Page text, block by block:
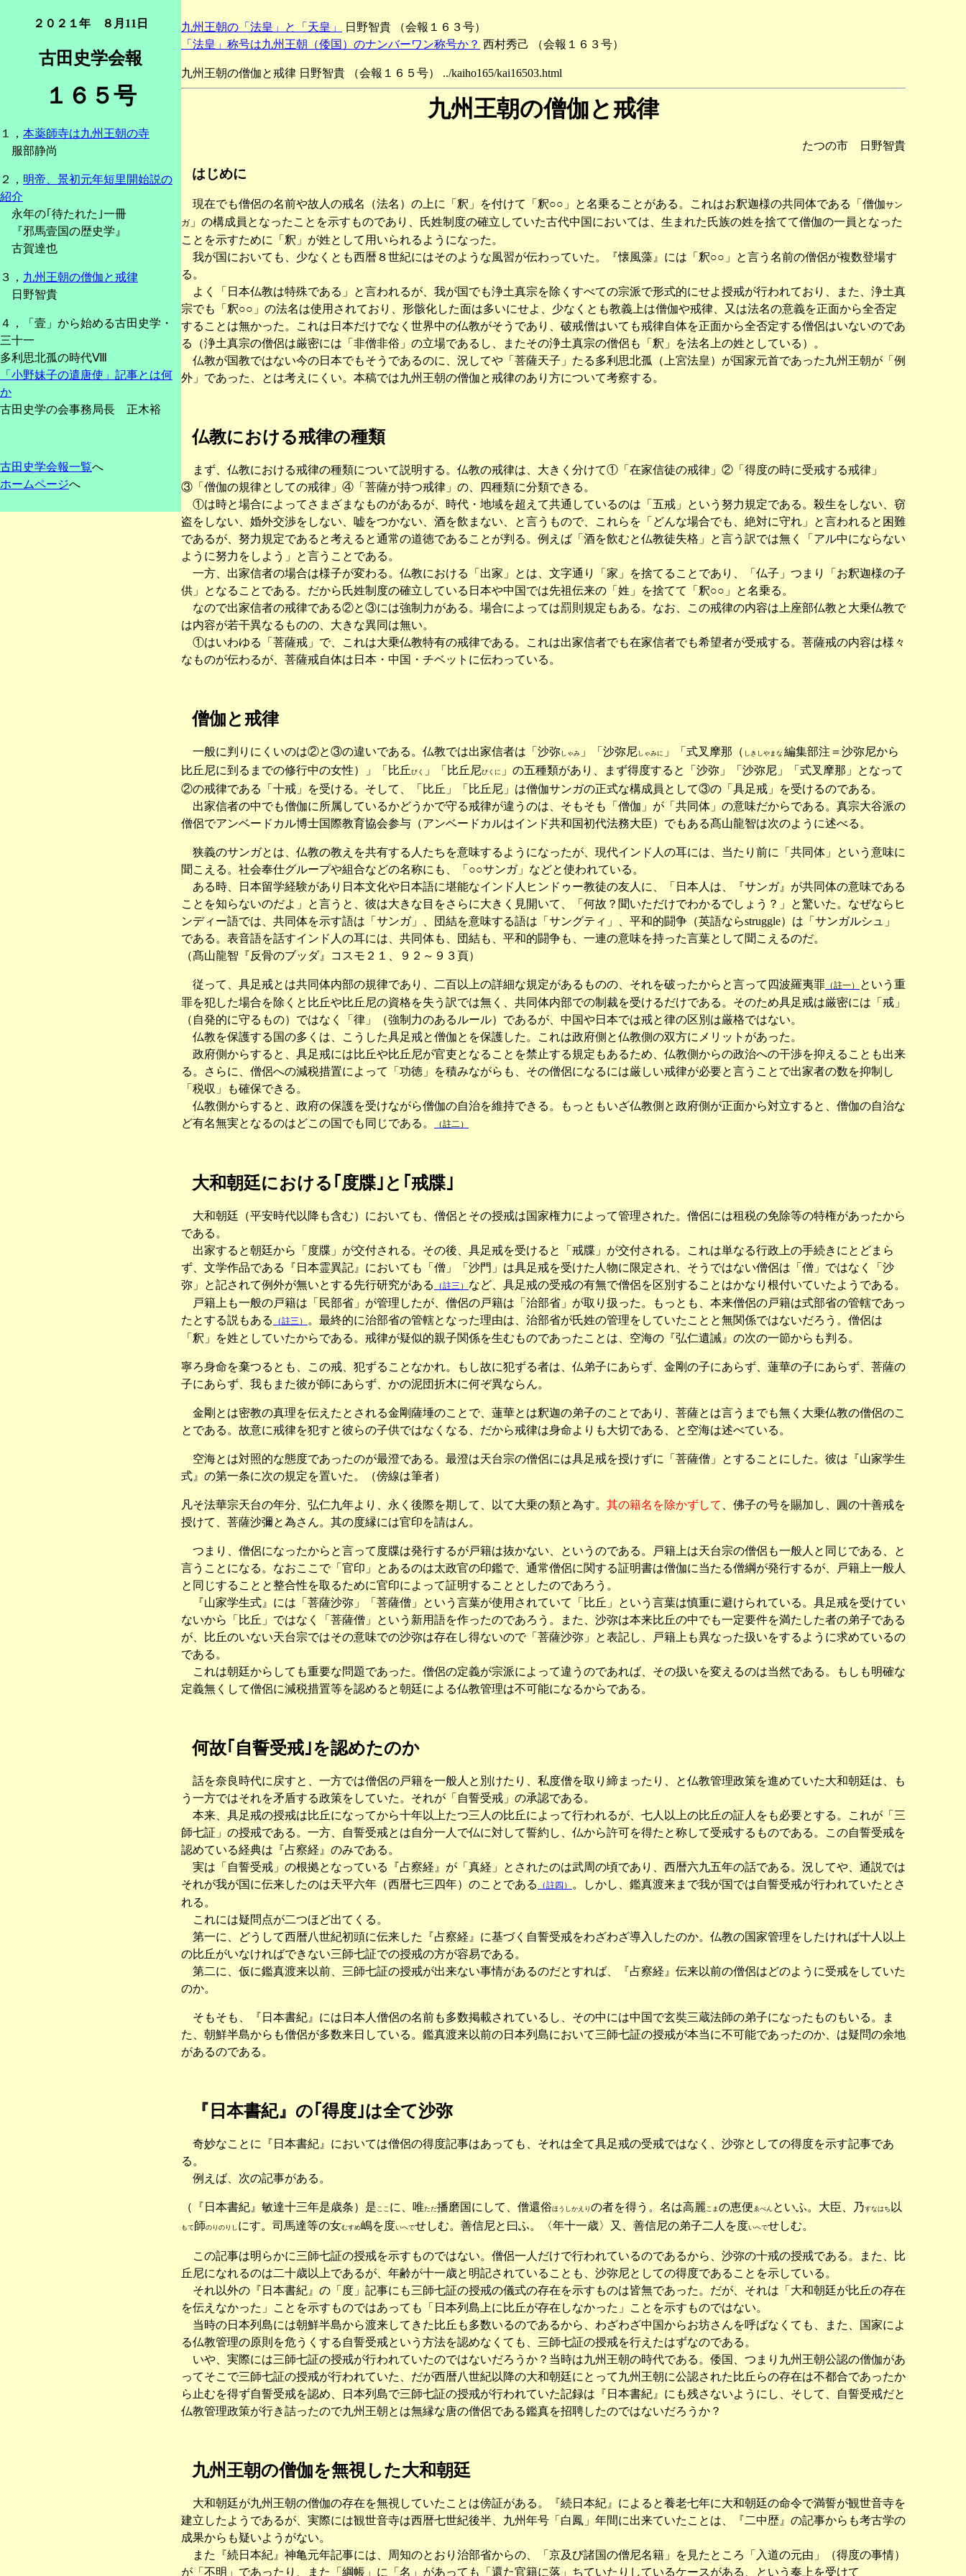
２０２１年 ８月11日
古田史学会報
１６５号
１， 本薬師寺は九州王朝の寺
服部静尚
２， 明帝、景初元年短里開始説の
紹介
永年の｢待たれた｣一冊
『邪馬壹国の歴史学』
古賀達也
３， 九州王朝の僧伽と戒律
日野智貴
４，「壹」から始める古田史学・
三十一
多利思北孤の時代Ⅷ
「小野妹子の遣唐使」記事とは何
か
古田史学の会事務局長 正木裕
古田史学会報一覧へ
ホームページへ
九州王朝の「法皇」と「天皇」
日野智貴 （会報１６３号）
「法皇」称号は九州王朝（倭国）のナンバーワン称号か？ 西村秀己 （会報１６３号）
九州王朝の僧伽と戒律 日野智貴 （会報１６５号） ../kaiho165/kai16503.html
九州王朝の僧伽と戒律
たつの市 日野智貴
はじめに
現在でも僧侶の名前や故人の戒名（法名）の上に「釈」を付けて「釈○○」と名乗ることがある。これはお釈迦様の共同体である「僧伽サン
ガ 」の構成員となったことを示すものであり、氏姓制度の確立していた古代中国においては、生まれた氏族の姓を捨てて僧伽の一員となった
ことを示すために「釈」が姓として用いられるようになった。
我が国においても、少なくとも西暦８世紀にはそのような風習が伝わっていた。『懐風藻』には「釈○○」と言う名前の僧侶が複数登場す
る。
よく「日本仏教は特殊である」と言われるが、我が国でも浄土真宗を除くすべての宗派で形式的にせよ授戒が行われており、また、浄土真
宗でも「釈○○」の法名は使用されており、形骸化した面は多いにせよ、少なくとも教義上は僧伽や戒律、又は法名の意義を正面から全否定
することは無かった。これは日本だけでなく世界中の仏教がそうであり、破戒僧はいても戒律自体を正面から全否定する僧侶はいないのであ
る（浄土真宗の僧侶は厳密には「非僧非俗」の立場であるし、またその浄土真宗の僧侶も「釈」を法名上の姓としている）。
仏教が国教ではない今の日本でもそうであるのに、況してや「菩薩天子」たる多利思北孤（上宮法皇）が国家元首であった九州王朝が「例
外」であった、とは考えにくい。本稿では九州王朝の僧伽と戒律のあり方について考察する。
仏教における戒律の種類
まず、仏教における戒律の種類について説明する。仏教の戒律は、大きく分けて①「在家信徒の戒律」②「得度の時に受戒する戒律」
③「僧伽の規律としての戒律」④「菩薩が持つ戒律」の、四種類に分類できる。
①は時と場合によってさまざまなものがあるが、時代・地域を超えて共通しているのは「五戒」という努力規定である。殺生をしない、窃
盗をしない、婚外交渉をしない、嘘をつかない、酒を飲まない、と言うもので、これらを「どんな場合でも、絶対に守れ」と言われると困難
であるが、努力規定であると考えると通常の道徳であることが判る。例えば「酒を飲むと仏教徒失格」と言う訳では無く「アル中にならない
ように努力をしよう」と言うことである。
一方、出家信者の場合は様子が変わる。仏教における「出家」とは、文字通り「家」を捨てることであり、「仏子」つまり「お釈迦様の子
供」となることである。だから氏姓制度の確立している日本や中国では先祖伝来の「姓」を捨てて「釈○○」と名乗る。
なので出家信者の戒律である②と③には強制力がある。場合によっては罰則規定もある。なお、この戒律の内容は上座部仏教と大乗仏教で
は内容が若干異なるものの、大きな異同は無い。
①はいわゆる「菩薩戒」で、これは大乗仏教特有の戒律である。これは出家信者でも在家信者でも希望者が受戒する。菩薩戒の内容は様々
なものが伝わるが、菩薩戒自体は日本・中国・チベットに伝わっている。
僧伽と戒律
一般に判りにくいのは②と③の違いである。仏教では出家信者は「沙弥 しゃみ 」「沙弥尼 しゃみに 」「式叉摩那（ しきしやまな 編集部注＝沙弥尼から
比丘尼に到るまでの修行中の女性）」「比丘 びく 」「比丘尼びくに 」の五種類があり、まず得度すると「沙弥」「沙弥尼」「式叉摩那」となって
②の戒律である「十戒」を受ける。そして、「比丘」「比丘尼」は僧伽サンガの正式な構成員として③の「具足戒」を受けるのである。
出家信者の中でも僧伽に所属しているかどうかで守る戒律が違うのは、そもそも「僧伽」が「共同体」の意味だからである。真宗大谷派の
僧侶でアンベードカル博士国際教育協会参与（アンベードカルはインド共和国初代法務大臣）でもある髙山龍智は次のように述べる。
狭義のサンガとは、仏教の教えを共有する人たちを意味するようになったが、現代インド人の耳には、当たり前に「共同体」という意味に
聞こえる。社会奉仕グループや組合などの名称にも、「○○サンガ」などと使われている。
ある時、日本留学経験があり日本文化や日本語に堪能なインド人ヒンドゥー教徒の友人に、「日本人は、『サンガ』が共同体の意味である
ことを知らないのだよ」と言うと、彼は大きな目をさらに大きく見開いて、「何故？聞いただけでわかるでしょう？」と驚いた。なぜならヒ
ンディー語では、共同体を示す語は「サンガ」、団結を意味する語は「サングティ」、平和的闘争（英語ならstruggle）は「サンガルシュ」
である。表音語を話すインド人の耳には、共同体も、団結も、平和的闘争も、一連の意味を持った言葉として聞こえるのだ。
（髙山龍智『反骨のブッダ』コスモ２１、９２～９３頁）
従って、具足戒とは共同体内部の規律であり、二百以上の詳細な規定があるものの、それを破ったからと言って四波羅夷罪 （註一）
という重
罪を犯した場合を除くと比丘や比丘尼の資格を失う訳では無く、共同体内部での制裁を受けるだけである。そのため具足戒は厳密には「戒」
（自発的に守るもの）ではなく「律」（強制力のあるルール）であるが、中国や日本では戒と律の区別は厳格ではない。
仏教を保護する国の多くは、こうした具足戒と僧伽とを保護した。これは政府側と仏教側の双方にメリットがあった。
政府側からすると、具足戒には比丘や比丘尼が官吏となることを禁止する規定もあるため、仏教側からの政治への干渉を抑えることも出来
る。さらに、僧侶への減税措置によって「功徳」を積みながらも、その僧侶になるには厳しい戒律が必要と言うことで出家者の数を抑制し
「税収」も確保できる。
仏教側からすると、政府の保護を受けながら僧伽の自治を維持できる。もっともいざ仏教側と政府側が正面から対立すると、僧伽の自治な
ど有名無実となるのはどこの国でも同じである。
（註二）
大和朝廷における｢度牒｣と｢戒牒｣
大和朝廷（平安時代以降も含む）においても、僧侶とその授戒は国家権力によって管理された。僧侶には租税の免除等の特権があったから
である。
出家すると朝廷から「度牒」が交付される。その後、具足戒を受けると「戒牒」が交付される。これは単なる行政上の手続きにとどまら
ず、文学作品である『日本霊異記』においても「僧」「沙門」は具足戒を受けた人物に限定され、そうではない僧侶は「僧」ではなく「沙
弥」と記されて例外が無いとする先行研究がある
（註三） など、具足戒の受戒の有無で僧侶を区別することはかなり根付いていたようである。
戸籍上も一般の戸籍は「民部省」が管理したが、僧侶の戸籍は「治部省」が取り扱った。もっとも、本来僧侶の戸籍は式部省の管轄であっ
たとする説もある
（註三）
。最終的に治部省の管轄となった理由は、治部省が氏姓の管理をしていたことと無関係ではないだろう。僧侶は
「釈」を姓としていたからである。戒律が疑似的親子関係を生むものであったことは、空海の『弘仁遺誡』の次の一節からも判る。
寧ろ身命を棄つるとも、この戒、犯ずることなかれ。もし故に犯ずる者は、仏弟子にあらず、金剛の子にあらず、蓮華の子にあらず、菩薩の
子にあらず、我もまた彼が師にあらず、かの泥団折木に何ぞ異ならん。
金剛とは密教の真理を伝えたとされる金剛薩埵のことで、蓮華とは釈迦の弟子のことであり、菩薩とは言うまでも無く大乗仏教の僧侶のこ
とである。故意に戒律を犯すと彼らの子供ではなくなる、だから戒律は身命よりも大切である、と空海は述べている。
空海とは対照的な態度であったのが最澄である。最澄は天台宗の僧侶には具足戒を授けずに「菩薩僧」とすることにした。彼は『山家学生
式』の第一条に次の規定を置いた。（傍線は筆者）
凡そ法華宗天台の年分、弘仁九年より、永く後際を期して、以て大乗の類と為す。 其の籍名を除かずして
、佛子の号を賜加し、圓の十善戒を
授けて、菩薩沙彌と為さん。其の度縁には官印を請はん。
つまり、僧侶になったからと言って度牒は発行するが戸籍は抜かない、というのである。戸籍上は天台宗の僧侶も一般人と同じである、と
言うことになる。なおここで「官印」とあるのは太政官の印鑑で、通常僧侶に関する証明書は僧伽に当たる僧綱が発行するが、戸籍上一般人
と同じすることと整合性を取るために官印によって証明することとしたのであろう。
『山家学生式』には「菩薩沙弥」「菩薩僧」という言葉が使用されていて「比丘」という言葉は慎重に避けられている。具足戒を受けてい
ないから「比丘」ではなく「菩薩僧」という新用語を作ったのであろう。また、沙弥は本来比丘の中でも一定要件を満たした者の弟子である
が、比丘のいない天台宗ではその意味での沙弥は存在し得ないので「菩薩沙弥」と表記し、戸籍上も異なった扱いをするように求めているの
である。
これは朝廷からしても重要な問題であった。僧侶の定義が宗派によって違うのであれば、その扱いを変えるのは当然である。もしも明確な
定義無くして僧侶に減税措置等を認めると朝廷による仏教管理は不可能になるからである。
何故｢自誓受戒｣を認めたのか
話を奈良時代に戻すと、一方では僧侶の戸籍を一般人と別けたり、私度僧を取り締まったり、と仏教管理政策を進めていた大和朝廷は、も
う一方ではそれを矛盾する政策をしていた。それが「自誓受戒」の承認である。
本来、具足戒の授戒は比丘になってから十年以上たつ三人の比丘によって行われるが、七人以上の比丘の証人をも必要とする。これが「三
師七証」の授戒である。一方、自誓受戒とは自分一人で仏に対して誓約し、仏から許可を得たと称して受戒するものである。この自誓受戒を
認めている経典は『占察経』のみである。
実は「自誓受戒」の根拠となっている『占察経』が「真経」とされたのは武周の頃であり、西暦六九五年の話である。況してや、通説では
それが我が国に伝来したのは天平六年（西暦七三四年）のことである
（註四）
。しかし、鑑真渡来まで我が国では自誓受戒が行われていたとさ
れる。
これには疑問点が二つほど出てくる。
第一に、どうして西暦八世紀初頭に伝来した『占察経』に基づく自誓受戒をわざわざ導入したのか。仏教の国家管理をしたければ十人以上
の比丘がいなければできない三師七証での授戒の方が容易である。
第二に、仮に鑑真渡来以前、三師七証の授戒が出来ない事情があるのだとすれば、『占察経』伝来以前の僧侶はどのように受戒をしていた
のか。
そもそも、『日本書紀』には日本人僧侶の名前も多数掲載されているし、その中には中国で玄奘三蔵法師の弟子になったものもいる。ま
た、朝鮮半島からも僧侶が多数来日している。鑑真渡来以前の日本列島において三師七証の授戒が本当に不可能であったのか、は疑問の余地
があるのである。
『日本書紀』の｢得度｣は全て沙弥
奇妙なことに『日本書紀』においては僧侶の得度記事はあっても、それは全て具足戒の受戒ではなく、沙弥としての得度を示す記事であ
る。
例えば、次の記事がある。
（『日本書紀』敏達十三年是歳条）是 ここ に、唯ただ播磨国にして、僧還俗ほうしかえり の者を得う。名は高麗 こま の恵便 ゑべん といふ。大臣、乃すなはち 以
もて 師のりのりし にす。司馬達等の女むすめ嶋を度いへでせしむ。善信尼と曰ふ。〈年十一歳〉又、善信尼の弟子二人を度いへでせしむ。
この記事は明らかに三師七証の授戒を示すものではない。僧侶一人だけで行われているのであるから、沙弥の十戒の授戒である。また、比
丘尼になれるのは二十歳以上であるが、年齢が十一歳と明記されていることも、沙弥尼としての得度であることを示している。
それ以外の『日本書紀』の「度」記事にも三師七証の授戒の儀式の存在を示すものは皆無であった。だが、それは「大和朝廷が比丘の存在
を伝えなかった」ことを示すものではあっても「日本列島上に比丘が存在しなかった」ことを示すものではない。
当時の日本列島には朝鮮半島から渡来してきた比丘も多数いるのであるから、わざわざ中国からお坊さんを呼ばなくても、また、国家によ
る仏教管理の原則を危うくする自誓受戒という方法を認めなくても、三師七証の授戒を行えたはずなのである。
いや、実際には三師七証の授戒が行われていたのではないだろうか？当時は九州王朝の時代である。倭国、つまり九州王朝公認の僧伽があ
ってそこで三師七証の授戒が行われていた、だが西暦八世紀以降の大和朝廷にとって九州王朝に公認された比丘らの存在は不都合であったか
ら止むを得ず自誓受戒を認め、日本列島で三師七証の授戒が行われていた記録は『日本書紀』にも残さないようにし、そして、自誓受戒だと
仏教管理政策が行き詰ったので九州王朝とは無縁な唐の僧侶である鑑真を招聘したのではないだろうか？
九州王朝の僧伽を無視した大和朝廷
大和朝廷が九州王朝の僧伽の存在を無視していたことは傍証がある。『続日本紀』によると養老七年に大和朝廷の命令で満誓が観世音寺を
建立したようであるが、実際には観世音寺は西暦七世紀後半、九州年号「白鳳」年間に出来ていたことは、『二中歴』の記事からも考古学の
成果からも疑いようがない。
また『続日本紀』神亀元年記事には、周知のとおり治部省からの、「京及び諸国の僧尼名籍」を見たところ「入道の元由」（得度の事情）
が「不明」であったり、また「綱帳」に「名」があっても「還た官籍に落」ちていたりしているケースがある、という奏上を受けて